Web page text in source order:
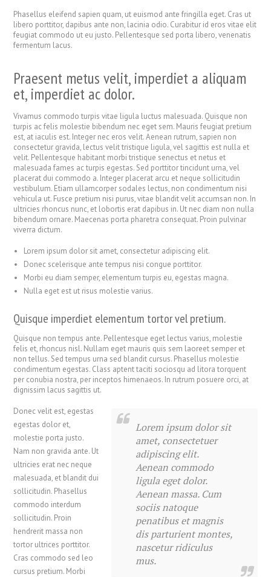
Phasellus eleifend sapien quam, ut euismod ante fringilla eget. Cras ut
libero porttitor, dapibus ante non, lacinia odio. Curabitur id eros vitae elit
feugiat commodo ut eu justo. Pellentesque sed porta libero, venenatis
fermentum lacus.
Praesent metus velit, imperdiet a aliquam
et, imperdiet ac dolor.
Vivamus commodo turpis vitae ligula luctus malesuada. Quisque non
turpis ac felis molestie bibendum nec eget sem. Mauris feugiat pretium
est, at iaculis est. Integer nec eros velit. Aenean rutrum, sapien non
consectetur gravida, lectus velit tristique ligula, vel sagittis est nulla et
velit. Pellentesque habitant morbi tristique senectus et netus et
malesuada fames ac turpis egestas. Sed porttitor tincidunt urna, vel
placerat dui commodo a. Integer placerat arcu et neque sollicitudin
vestibulum. Etiam ullamcorper sodales lectus, non condimentum nisi
vehicula ut. Fusce pretium nisi purus, vitae blandit velit accumsan non. In
ultricies rhoncus nunc, et lobortis erat dapibus in. Ut nec diam non nulla
bibendum ornare. Maecenas porta pharetra consequat. Proin pulvinar
viverra dictum.
Lorem ipsum dolor sit amet, consectetur adipiscing elit.
Donec scelerisque ante tempus nisi congue porttitor.
Morbi eu diam semper, elementum turpis eu, egestas magna.
Nulla eget est ut risus molestie varius.
Quisque imperdiet elementum tortor vel pretium.
Quisque non tempus ante. Pellentesque eget lectus varius, molestie
felis et, rhoncus nisl. Nullam eget mauris quis sem laoreet semper et
non tellus. Sed tempus urna sed blandit cursus. Phasellus molestie
condimentum egestas. Class aptent taciti sociosqu ad litora torquent
per conubia nostra, per inceptos himenaeos. In rutrum posuere orci, at
dignissim lacus sagittis ut.
Lorem ipsum dolor sit
amet, consectetuer
adipiscing elit.
Aenean commodo
ligula eget dolor.
Aenean massa. Cum
sociis natoque
penatibus et magnis
dis parturient montes,
nascetur ridiculus
mus.
Donec velit est, egestas
egestas dolor et,
molestie porta justo.
Nam non gravida ante. Ut
ultricies erat nec neque
malesuada, et blandit dui
sollicitudin. Phasellus
commodo interdum
sollicitudin. Proin
hendrerit massa non
tortor ultrices porttitor.
Cras commodo sed leo
cursus pretium. Morbi